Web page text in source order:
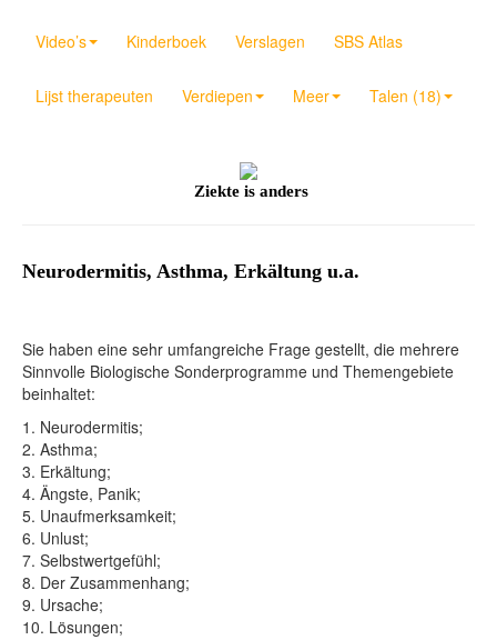
Video’s Kinderboek Verslagen SBS Atlas
Lijst therapeuten Verdiepen Meer Talen (18)
Ziekte is anders
Neurodermitis, Asthma, Erkältung u.a.
Sie haben eine sehr umfangreiche Frage gestellt, die mehrere
Sinnvolle Biologische Sonderprogramme und Themengebiete
beinhaltet:
1. Neurodermitis;
2. Asthma;
3. Erkältung;
4. Ängste, Panik;
5. Unaufmerksamkeit;
6. Unlust;
7. Selbstwertgefühl;
8. Der Zusammenhang;
9. Ursache;
10. Lösungen;